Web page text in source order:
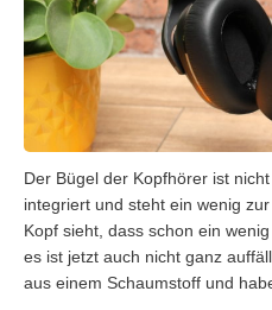
Der Bügel der Kopfhörer ist
integriert und steht ein wenig
Kopf sieht, dass schon ein
es ist jetzt auch nicht ganz
aus einem Schaumstoff und